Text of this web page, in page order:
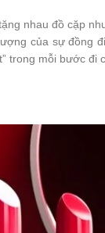
nhau đồ cặp
của sự đồng
trong mỗi bước